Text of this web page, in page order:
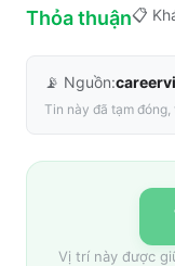
Thỏa thuận📋
📡 Nguồn:
Tin này đã tạm
Vị trí này được